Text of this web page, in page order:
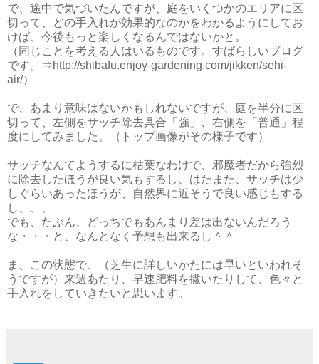
で、途中で気づいたんですが、庭をいくつかのエリアに区
切って、どの手入れが効果的なのかをわかるようにしてお
けば、今後もっと楽しくなるんではないかと。
（同じことを考える人はいるものです。すばらしいブログ
です。⇒http://shibafu.enjoy-gardening.com/jikken/sehi-
air/）
で、あまり意味はないかもしれないですが、庭を半分に区
切って、左側をサッチ除去具合「強」、右側を「普通」程
度にしてみました。（トップ画像がその様子です）
サッチなんてようするに枯葉なわけで、邪魔者だから強烈
に除去したほうが良い気もするし、はたまた、サッチは少
しぐらいあったほうが、自然界に近そうで良い感じもする
し、、、
でも、たぶん、どっちでもあんまり差は出ないんだろう
な・・・と、なんとなく予想も出来るし＾＾
ま、この状態で、（芝生に詳しいかたには早いといわれそ
うですが）来週あたり、早速肥料を撒いたりして、色々と
手入れをしていきたいと思います。